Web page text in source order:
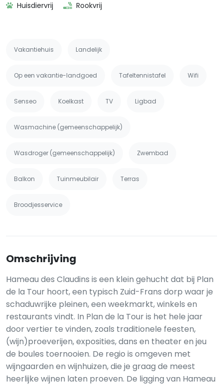
Huisdiervrij
Rookvrij
Vakantiehuis Landelijk
Op een vakantie-landgoed Tafeltennistafel Wifi
Senseo Koelkast TV Ligbad
Wasmachine (gemeenschappelijk)
Wasdroger (gemeenschappelijk) Zwembad
Balkon Tuinmeubilair Terras
Broodjesservice
Omschrijving
Hameau des Claudins is een klein gehucht dat bij Plan
de la Tour hoort, een typisch Zuid-Frans dorp waar je
schaduwrijke pleinen, een weekmarkt, winkels en
restaurants vindt. In Plan de la Tour is het hele jaar
door vertier te vinden, zoals traditionele feesten,
(wijn)proeverijen, exposities, dans en theater en jeu
de boules toernooien. De regio is omgeven met
wijngaarden en wijnhuizen, die je graag de meest
heerlijke wijnen laten proeven. De ligging van Hameau